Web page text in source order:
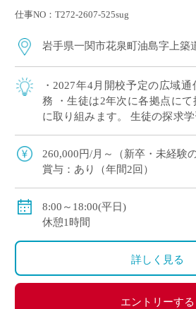
仕事NO：T272-2607-525sug
岩手県一関市花泉町油島字上築
・2027年4月開校予定の広域
務 ・生徒は2年次に各拠点にて
に取り組みます。 生徒の探求
ご興味がある方など、積極的
※月に1回程度、地域拠点への
260,000円/月～（新卒・未経験の
賞与：あり（年間2回）
8:00～18:00(平日)
休憩1時間
詳しく見る
エントリーする